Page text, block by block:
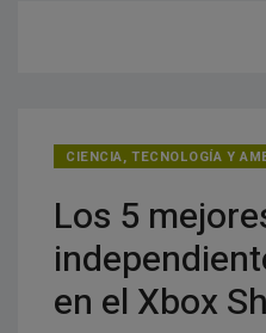
CIENCIA, TECNOLOGÍA Y
Los 5
en el Xbox